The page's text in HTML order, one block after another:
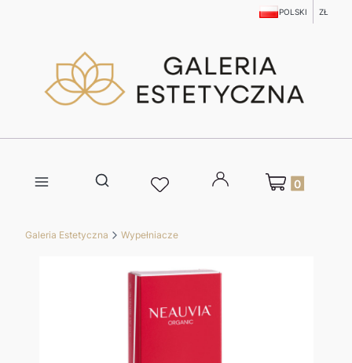
POLSKI ZŁ
Otwórz wyszukiwarkę
Produkty w
Galeria Estetyczna Wypełniacze